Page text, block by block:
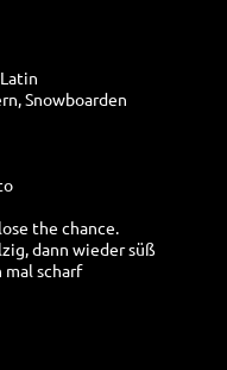
Snowboarden
the chance.
dann wieder süß
mal scharf